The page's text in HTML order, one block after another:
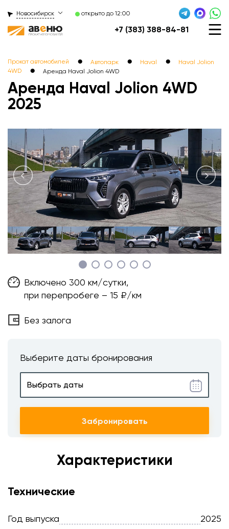
Новосибирск открыто до 12:00
+7 (383) 388-84-81
Прокат автомобилей ● Автопарк ● Haval ●
Haval Jolion
4WD
● Аренда Haval Jolion 4WDㅤㅤㅤㅤㅤㅤㅤㅤㅤㅤㅤㅤ
Аренда Haval Jolion 4WD
2025
Включено 300 км/сутки,
при перепробеге – 15 ₽/км
Без залога
Выберите даты бронирования
Забронировать
Характеристики
Технические
Год выпуска
2025